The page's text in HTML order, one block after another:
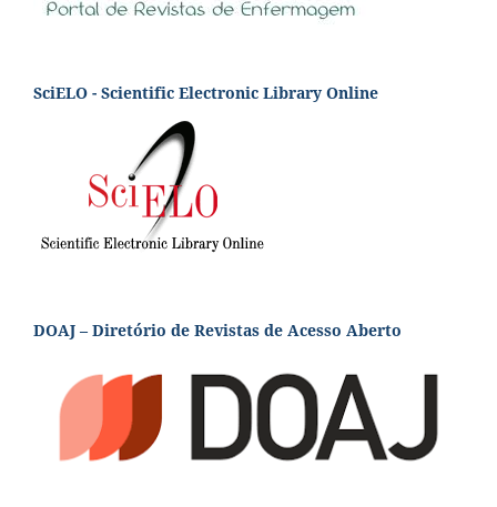
SciELO - Scientific Electronic Library Online
DOAJ – Diretório de Revistas de Acesso Aberto